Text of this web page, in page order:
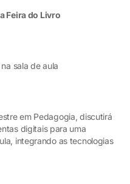
Feira do Livro
sala de aula
em Pedagogia, discutirá
digitais para uma
integrando as tecnologias